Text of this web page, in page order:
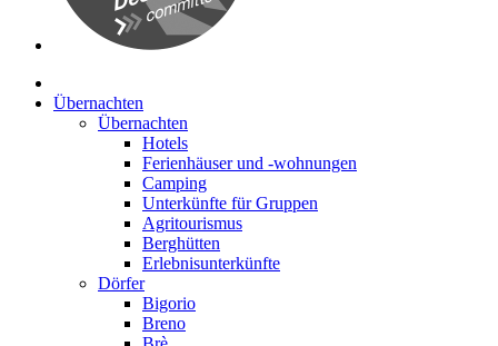
Übernachten
Übernachten
Hotels
Ferienhäuser und -wohnungen
Camping
Unterkünfte für Gruppen
Agritourismus
Berghütten
Erlebnisunterkünfte
Dörfer
Bigorio
Breno